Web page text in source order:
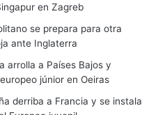
en Zagreb
se prepara para otra
ante Inglaterra
arrolla a Países Bajos y
júnior en Oeiras
derriba a Francia y se instala